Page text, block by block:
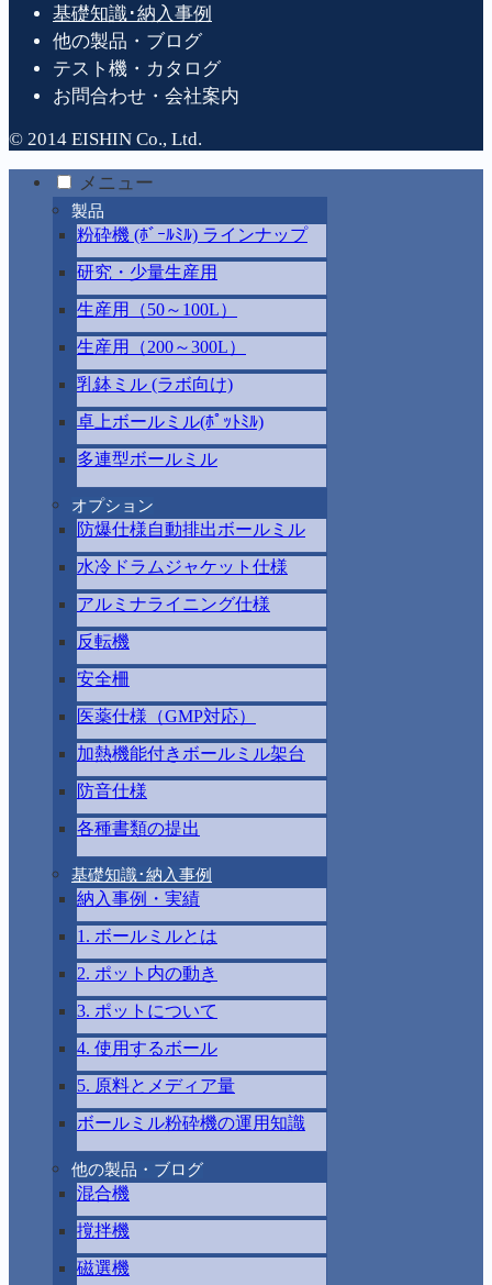
基礎知識･納入事例
他の製品・ブログ
テスト機・カタログ
お問合わせ・会社案内
© 2014 EISHIN Co., Ltd.
メニュー
製品
粉砕機 (ﾎﾞｰﾙﾐﾙ) ラインナップ
研究・少量生産用
生産用（50～100L）
生産用（200～300L）
乳鉢ミル (ラボ向け)
卓上ボールミル(ﾎﾟｯﾄﾐﾙ)
多連型ボールミル
オプション
防爆仕様自動排出ボールミル
水冷ドラムジャケット仕様
アルミナライニング仕様
反転機
安全柵
医薬仕様（GMP対応）
加熱機能付きボールミル架台
防音仕様
各種書類の提出
基礎知識･納入事例
納入事例・実績
1. ボールミルとは
2. ポット内の動き
3. ポットについて
4. 使用するボール
5. 原料とメディア量
ボールミル粉砕機の運用知識
他の製品・ブログ
混合機
撹拌機
磁選機